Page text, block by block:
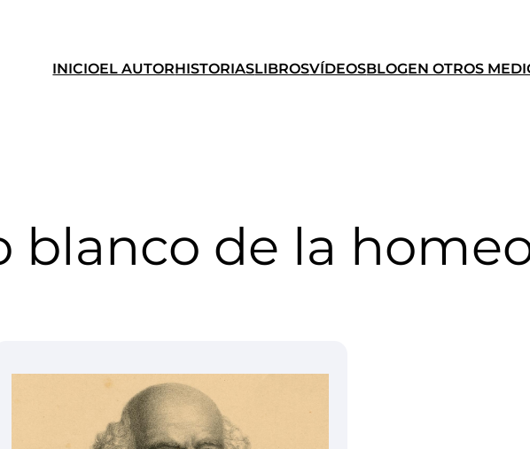
INICIOEL AUTORHISTORIASLIBROSVÍDEOSBLOGEN OTROS
blanco de la